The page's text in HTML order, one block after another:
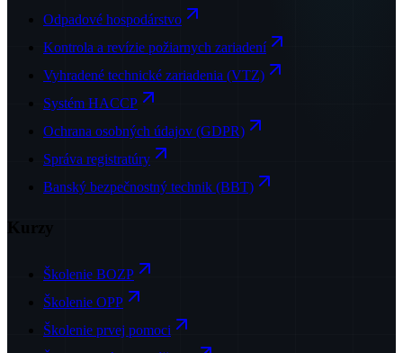
Odpadové hospodárstvo
Kontrola a revízie požiarnych zariadení
Vyhradené technické zariadenia (VTZ)
Systém HACCP
Ochrana osobných údajov (GDPR)
Správa registratúry
Banský bezpečnostný technik (BBT)
Školenie BOZP
Školenie OPP
Školenie prvej pomoci